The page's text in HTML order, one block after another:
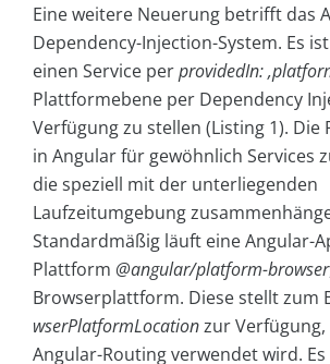
Eine weitere Neuerung betrifft das
Dependency-Injection-System. Es
einen Service perprovidedIn:
Plattformebene per Dependency
Verfügung zu stellen (Listing 1).
in Angular für gewöhnlich Services
die speziell mit der unterliegenden
Laufzeitumgebung
Standardmäßig läuft eine Angular-
Plattform @angular/platform-browser
Browserplattform. Diese stellt zum
wserPlatformLocationzur
Angular-Routing verwendet wird.